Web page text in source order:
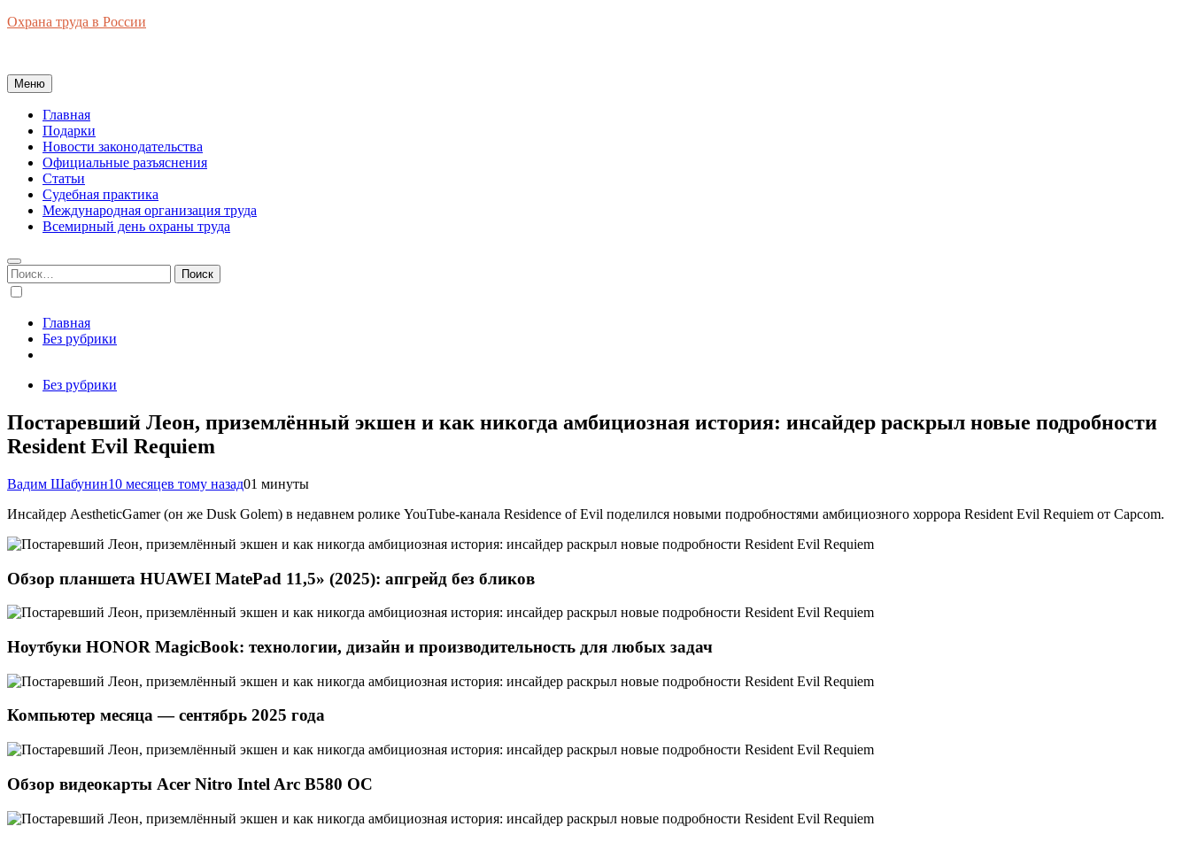
Перейти
Охрана труда в России
Меню
Главная
Подарки
Новости законодательства
Официальные разъяснения
Статьи
Судебная практика
Международная организация труда
Всемирный день охраны труда
Найти:
Главная
Без рубрики
Без рубрики
Постаревший Леон, приземлённый экшен и как никогда амбициозная история: инсайдер раскрыл новые подробности
Resident Evil Requiem
Вадим Шабунин10 месяцев тому назад01 минуты
Инсайдер AestheticGamer (он же Dusk Golem) в недавнем ролике YouTube-канала Residence of Evil поделился новыми подробностями амбициозного хоррора Resident Evil Requiem от Capcom.
Обзор планшета HUAWEI MatePad 11,5» (2025): апгрейд без бликов
Ноутбуки HONOR MagicBook: технологии, дизайн и производительность для любых задач
Компьютер месяца — сентябрь 2025 года
Обзор видеокарты Acer Nitro Intel Arc B580 OC